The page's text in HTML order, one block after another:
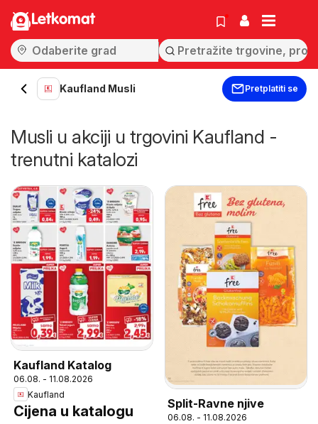
Letkomat
Kaufland Musli Pretplatiti se
Musli u akciji u trgovini Kaufland -
trenutni katalozi
Kaufland Katalog
06.08. - 11.08.2026
Kaufland
Cijena u katalogu Split-Ravne njive
06.08. - 11.08.2026